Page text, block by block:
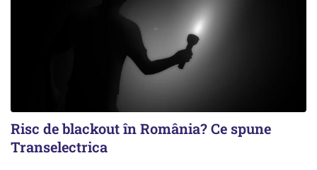
Risc de blackout în România? Ce spune
Transelectrica